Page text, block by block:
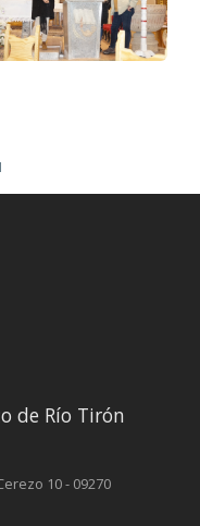
de Río Tirón
10 - 09270